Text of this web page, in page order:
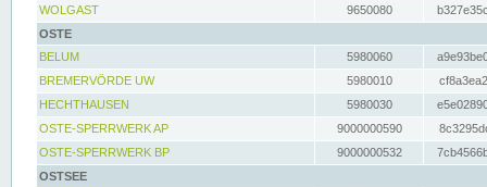
WOLGAST
9650080
OSTE
BELUM
5980060
BREMERVÖRDE UW
5980010
HECHTHAUSEN
5980030
OSTE-SPERRWERK AP
9000000590
OSTE-SPERRWERK BP
9000000532
OSTSEE